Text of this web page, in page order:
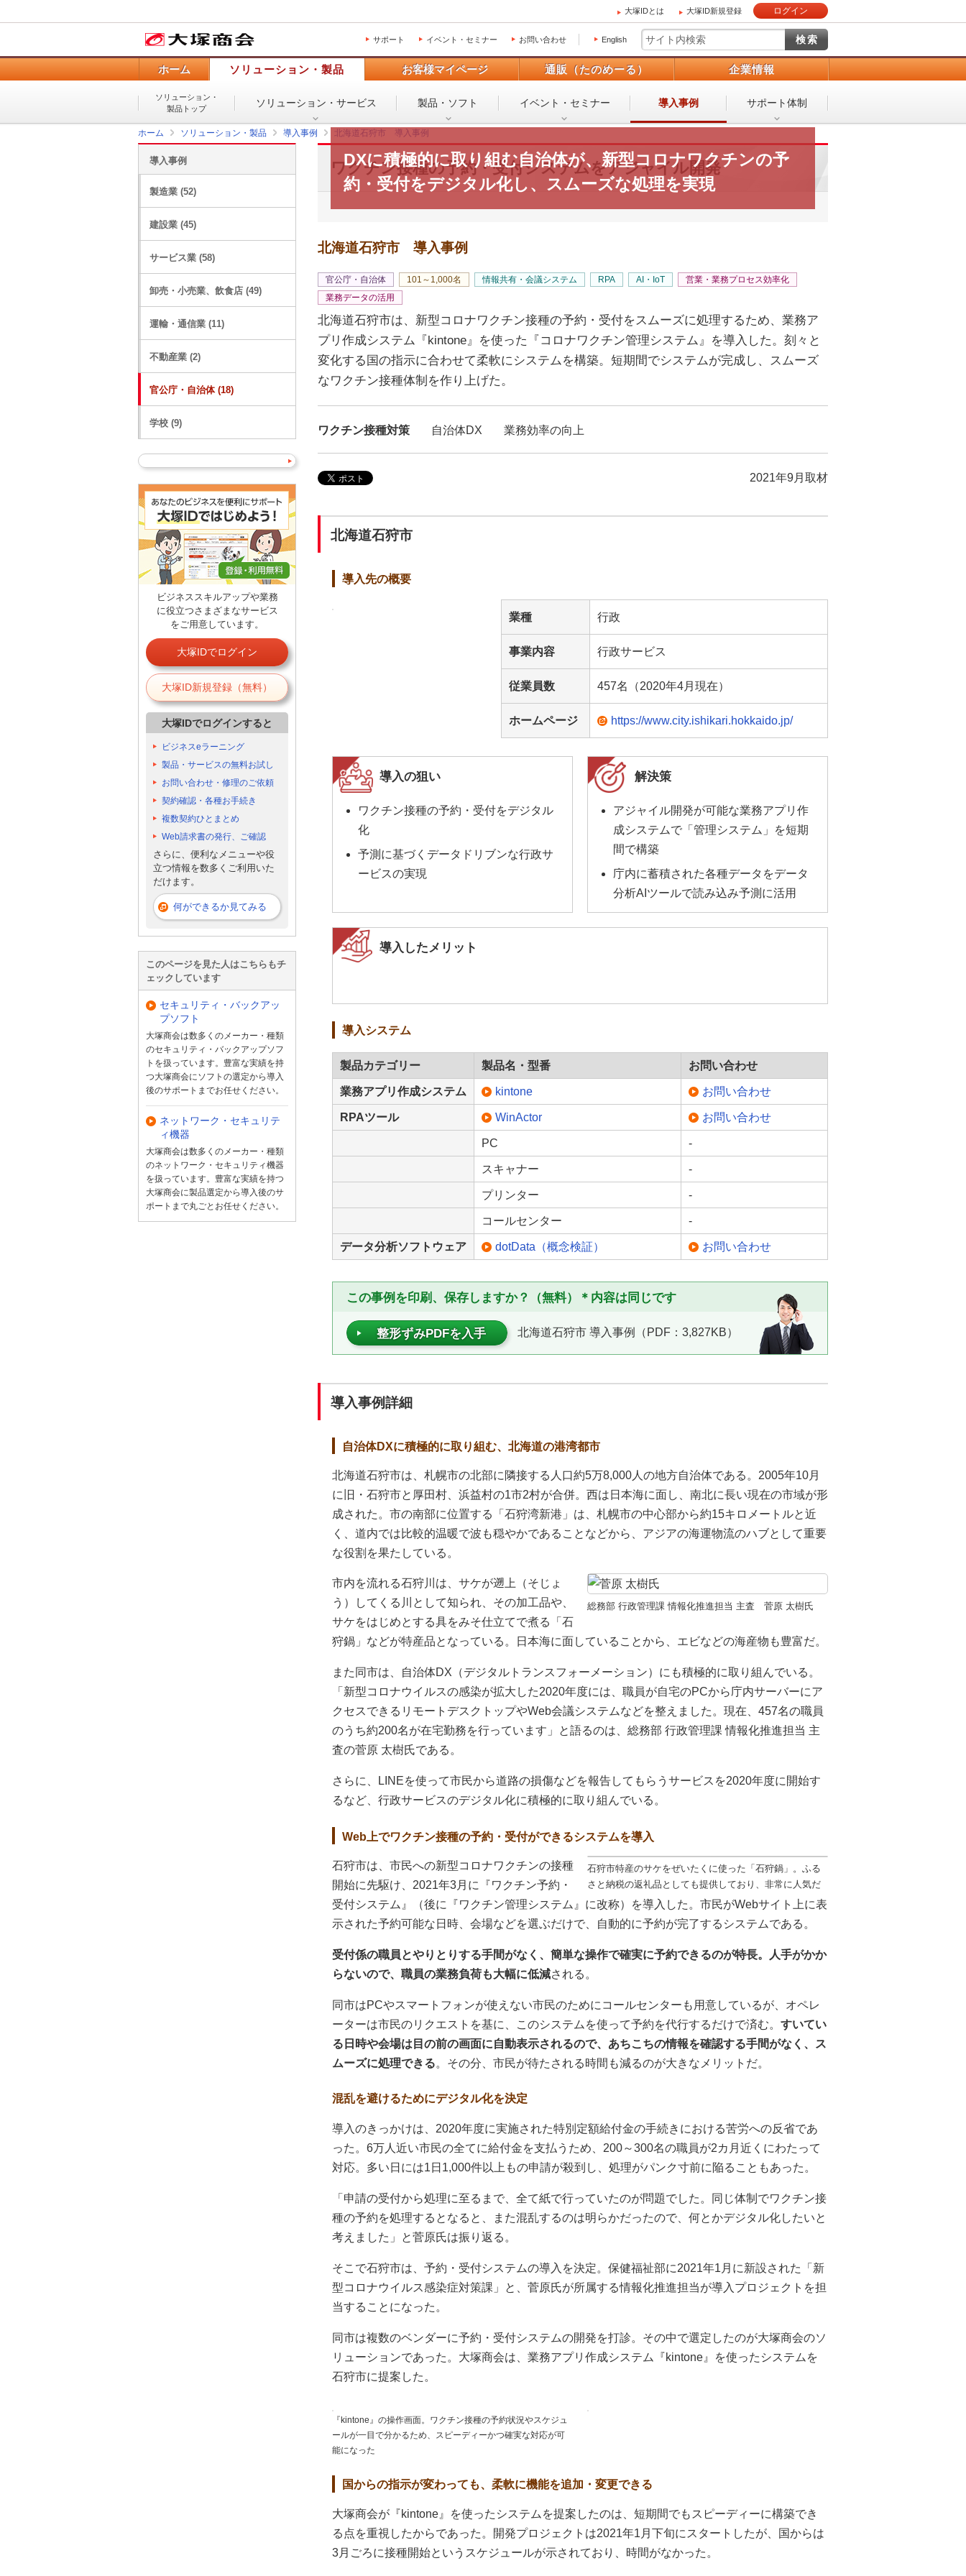
大塚IDとは 大塚ID新規登録 ログイン
サポート イベント・セミナー お問い合わせ English
ホーム ソリューション・製品 お客様マイページ 通販（たのめーる） 企業情報
ソリューション・
製品トップ
ソリューション・ サービス 製品・ソフト イベント・ セミナー 導入事例 サポート体制
ホーム ソリューション・製品 導入事例 北海道石狩市 導入事例
ワクチン接種の予約・受付システムをアジャイル開発
DXに積極的に取り組む自治体が、新型コロナワクチンの予
約・受付をデジタル化し、スムーズな処理を実現
北海道石狩市 導入事例
官公庁・自治体 101～1,000名 情報共有・会議システム RPA AI・IoT
営業・業務プロセス効率化
業務データの活用
北海道石狩市は、新型コロナワクチン接種の予約・受付をスムーズに処理するため、業務ア
プリ作成システム『kintone』を使った『コロナワクチン管理システム』を導入した。刻々と
変化する国の指示に合わせて柔軟にシステムを構築。短期間でシステムが完成し、スムーズ
なワクチン接種体制を作り上げた。
ワクチン接種対策 自治体DX 業務効率の向上
2021年9月取材
北海道石狩市
導入先の概要
業種 行政
事業内容 行政サービス
従業員数 457名（2020年4月現在）
ホームページ https://www.city.ishikari.hokkaido.jp/
導入の狙い
ワクチン接種の予約・受付をデジタル
化
予測に基づくデータドリブンな行政サ
ービスの実現
解決策
アジャイル開発が可能な業務アプリ作
成システムで「管理システム」を短期
間で構築
庁内に蓄積された各種データをデータ
分析AIツールで読み込み予測に活用
導入したメリット
導入システム
製品カテゴリー 製品名・型番 お問い合わせ
業務アプリ作成システム kintone お問い合わせ
RPAツール WinActor お問い合わせ
PC -
スキャナー -
プリンター -
コールセンター -
データ分析ソフトウェア dotData（概念検証） お問い合わせ
この事例を印刷、保存しますか？（無料）＊内容は同じです
整形ずみPDFを入手 北海道石狩市 導入事例（PDF：3,827KB）
導入事例詳細
自治体DXに積極的に取り組む、北海道の港湾都市
北海道石狩市は、札幌市の北部に隣接する人口約5万8,000人の地方自治体である。2005年10月
に旧・石狩市と厚田村、浜益村の1市2村が合併。西は日本海に面し、南北に長い現在の市域が形
成された。市の南部に位置する「石狩湾新港」は、札幌市の中心部から約15キロメートルと近
く、道内では比較的温暖で波も穏やかであることなどから、アジアの海運物流のハブとして重要
な役割を果たしている。
総務部 行政管理課 情報化推進担当 主査 菅原 太樹氏
市内を流れる石狩川は、サケが遡上（そじょ
う）してくる川として知られ、その加工品や、
サケをはじめとする具をみそ仕立てで煮る「石
狩鍋」などが特産品となっている。日本海に面していることから、エビなどの海産物も豊富だ。
また同市は、自治体DX（デジタルトランスフォーメーション）にも積極的に取り組んでいる。
「新型コロナウイルスの感染が拡大した2020年度には、職員が自宅のPCから庁内サーバーにア
クセスできるリモートデスクトップやWeb会議システムなどを整えました。現在、457名の職員
のうち約200名が在宅勤務を行っています」と語るのは、総務部 行政管理課 情報化推進担当 主
査の菅原 太樹氏である。
さらに、LINEを使って市民から道路の損傷などを報告してもらうサービスを2020年度に開始す
るなど、行政サービスのデジタル化に積極的に取り組んでいる。
Web上でワクチン接種の予約・受付ができるシステムを導入
石狩市特産のサケをぜいたくに使った「石狩鍋」。ふる
さと納税の返礼品としても提供しており、非常に人気だ
石狩市は、市民への新型コロナワクチンの接種
開始に先駆け、2021年3月に『ワクチン予約・
受付システム』（後に『ワクチン管理システム』に改称）を導入した。市民がWebサイト上に表
示された予約可能な日時、会場などを選ぶだけで、自動的に予約が完了するシステムである。
受付係の職員とやりとりする手間がなく、簡単な操作で確実に予約できるのが特長。人手がかか
らないので、職員の業務負荷も大幅に低減される。
同市はPCやスマートフォンが使えない市民のためにコールセンターも用意しているが、オペレ
ーターは市民のリクエストを基に、このシステムを使って予約を代行するだけで済む。 すいてい
る日時や会場は目の前の画面に自動表示されるので、あちこちの情報を確認する手間がなく、ス
ムーズに処理できる。その分、市民が待たされる時間も減るのが大きなメリットだ。
混乱を避けるためにデジタル化を決定
導入のきっかけは、2020年度に実施された特別定額給付金の手続きにおける苦労への反省であ
った。6万人近い市民の全てに給付金を支払うため、200～300名の職員が2カ月近くにわたって
対応。多い日には1日1,000件以上もの申請が殺到し、処理がパンク寸前に陥ることもあった。
「申請の受付から処理に至るまで、全て紙で行っていたのが問題でした。同じ体制でワクチン接
種の予約を処理するとなると、また混乱するのは明らかだったので、何とかデジタル化したいと
考えました」と菅原氏は振り返る。
そこで石狩市は、予約・受付システムの導入を決定。保健福祉部に2021年1月に新設された「新
型コロナウイルス感染症対策課」と、菅原氏が所属する情報化推進担当が導入プロジェクトを担
当することになった。
同市は複数のベンダーに予約・受付システムの開発を打診。その中で選定したのが大塚商会のソ
リューションであった。大塚商会は、業務アプリ作成システム『kintone』を使ったシステムを
石狩市に提案した。
『kintone』の操作画面。ワクチン接種の予約状況やスケジュ
ールが一目で分かるため、スピーディーかつ確実な対応が可
能になった
国からの指示が変わっても、柔軟に機能を追加・変更できる
大塚商会が『kintone』を使ったシステムを提案したのは、短期間でもスピーディーに構築でき
る点を重視したからであった。開発プロジェクトは2021年1月下旬にスタートしたが、国からは
3月ごろに接種開始というスケジュールが示されており、時間がなかった。
導入事例
製造業 (52)
建設業 (45)
サービス業 (58)
卸売・小売業、飲食店 (49)
運輸・通信業 (11)
不動産業 (2)
官公庁・自治体 (18)
学校 (9)
ビジネススキルアップや業務
に役立つさまざまなサービス
をご用意しています。
大塚IDでログイン
大塚ID新規登録（無料）
大塚IDでログインすると
ビジネスeラーニング
製品・サービスの無料お試し
お問い合わせ・修理のご依頼
契約確認・各種お手続き
複数契約ひとまとめ
Web請求書の発行、ご確認
さらに、便利なメニューや役
立つ情報を数多くご利用いた
だけます。
何ができるか見てみる
このページを見た人はこちらもチ
ェックしています
セキュリティ・バックアッ
プソフト
大塚商会は数多くのメーカー・種類
のセキュリティ・バックアップソフ
トを扱っています。豊富な実績を持
つ大塚商会にソフトの選定から導入
後のサポートまでお任せください。
ネットワーク・セキュリテ
ィ機器
大塚商会は数多くのメーカー・種類
のネットワーク・セキュリティ機器
を扱っています。豊富な実績を持つ
大塚商会に製品選定から導入後のサ
ポートまで丸ごとお任せください。